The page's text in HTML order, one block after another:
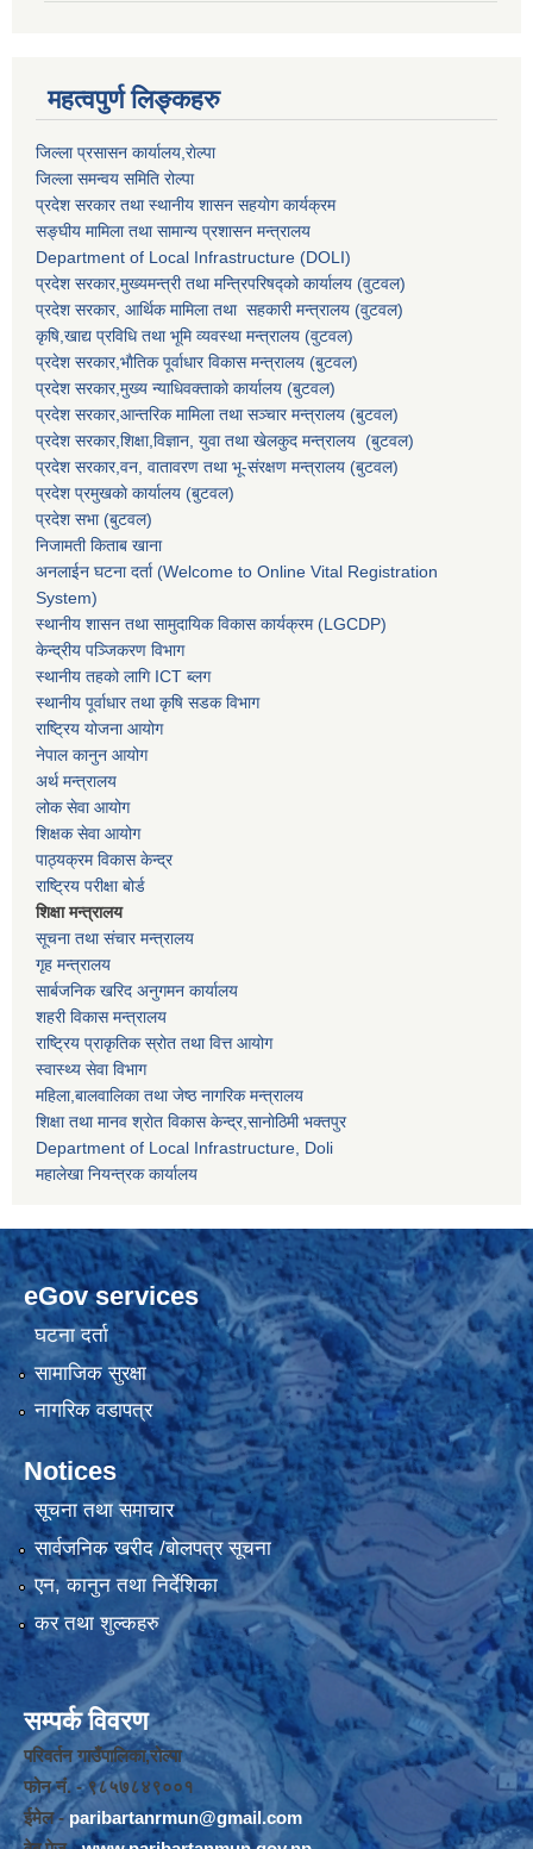
महत्वपुर्ण लिङ्कहरु
जिल्ला प्रसासन कार्यालय,राेल्पा
जिल्ला समन्वय समिति रोल्पा
प्रदेश सरकार तथा स्थानीय शासन सहयाेग कार्यक्रम
सङ्‍घीय मामिला तथा सामान्य प्रशासन मन्त्रालय
Department of Local Infrastructure (DOLI)
प्रदेश सरकार,मुख्यमन्त्री तथा मन्त्रिपरिषद्को कार्यालय (वुटवल)
प्रदेश सरकार, आर्थिक मामिला तथा सहकारी मन्त्रालय (वुटवल)
कृषि,खाद्य प्रविधि तथा भूमि व्यवस्था मन्त्रालय (वुटवल)
प्रदेश सरकार,भाैतिक पूर्वाधार विकास मन्त्रालय (बुटवल)
प्रदेश सरकार,मुख्य न्याधिवक्ताकाे कार्यालय (बुटवल)
प्रदेश सरकार,आन्तरिक मामिला तथा सञ्चार मन्त्रालय (बुटवल)
प्रदेश सरकार,शिक्षा,विज्ञान, युवा तथा खेलकुद मन्त्रालय (बुटवल)
प्रदेश सरकार,वन, वातावरण तथा भू-संरक्षण मन्त्रालय (बुटवल)
प्रदेश प्रमुखकाे कार्यालय (बुटवल)
प्रदेश सभा (बुटवल)
निजामती किताब खाना
अनलाईन घटना दर्ता (Welcome to Online Vital Registration
System)
स्थानीय शासन तथा सामुदायिक विकास कार्यक्रम (LGCDP)
केन्द्रीय पञ्जिकरण विभाग
स्थानीय तहको लागि ICT ब्लग
स्थानीय पूर्वाधार तथा कृषि सडक विभाग
राष्ट्रिय योजना आयोग
नेपाल कानुन आयोग
अर्थ मन्त्रालय
लोक सेवा आयोग
शिक्षक सेवा आयोग
पाठ्यक्रम विकास केन्द्र
राष्ट्रिय परीक्षा बोर्ड
शिक्षा मन्त्रालय
सूचना तथा संचार मन्त्रालय
गृह मन्त्रालय
सार्बजनिक खरिद अनुगमन कार्यालय
शहरी विकास मन्त्रालय
राष्ट्रिय प्राकृतिक स्रोत तथा वित्त आयोग
स्वास्थ्य सेवा विभाग
महिला,बालवालिका तथा जेष्ठ नागरिक मन्त्रालय
शिक्षा तथा मानव श्राेत विकास केन्द्र,सानाेठिमी भक्तपुर
Department of Local Infrastructure, Doli
महालेखा नियन्त्रक कार्यालय
eGov services
घटना दर्ता
सामाजिक सुरक्षा
नागरिक वडापत्र
Notices
सूचना तथा समाचार
सार्वजनिक खरीद /बोलपत्र सूचना
एन, कानुन तथा निर्देशिका
कर तथा शुल्कहरु
सम्पर्क विवरण
परिवर्तन गाउँपालिका,रोल्पा
फोन नंं. - ९८५७८४९००१
ईमेल -paribartanrmun@gmail.com